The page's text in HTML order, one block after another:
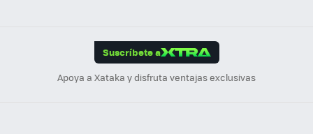
Suscríbete a
Apoya a Xataka y disfruta ventajas exclusivas